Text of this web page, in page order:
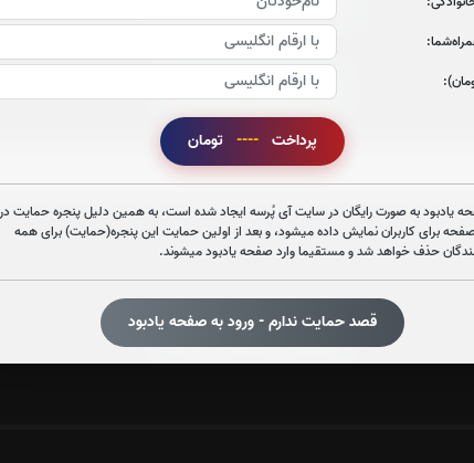
پرداخت ---- تومان
یادبود به صورت رایگان در سایت آی پُرسه ایجاد شده است، به همین دلیل پنجره حمایت در
برای کاربران نمایش داده میشود، و بعد از اولین حمایت این پنجره(حمایت) برای همه
حذف خواهد شد و مستقیما وارد صفحه یادبود میشوند.
قصد حمایت ندارم - ورود به صفحه یادبود
قرائت سوره قدر را تقبل میکنم
صوت سوره قدر
قرائت سوره ملک را تقبل میکنم